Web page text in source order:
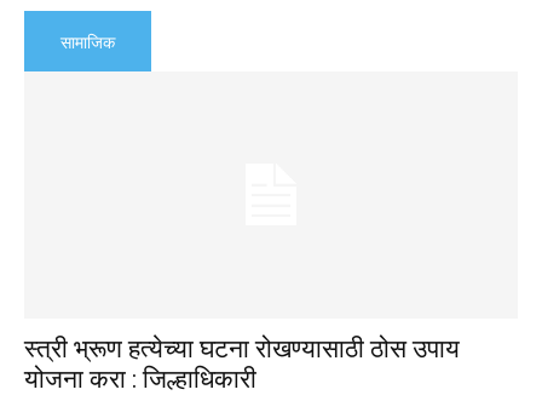
सामाजिक
स्त्री भ्रूण हत्येच्या घटना रोखण्यासाठी ठोस उपाय
योजना करा : जिल्हाधिकारी